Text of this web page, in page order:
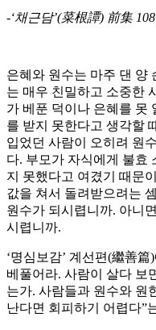
-‘채근담’(菜根譚) 前集
은혜와 원수는 마주 댄 양
는 매우 친밀하고 소중한
가 베푼 덕이나 은혜를 못
를 받지 못한다고 생각할
입었던 사람이 오히려 원
다. 부모가 자식에게 불효
지 못했다고 여겼기 때문
값을 쳐서 돌려받으려는
원수가 되시렵니까. 아니
시렵니까.
‘명심보감’ 계선편(繼善
베풀어라. 사람이 살다 보
는가. 사람들과 원수와 원
난다면 회피하기 어렵다”